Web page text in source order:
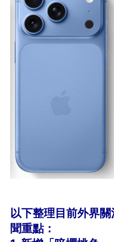
以下整理目前外界
聞重點：